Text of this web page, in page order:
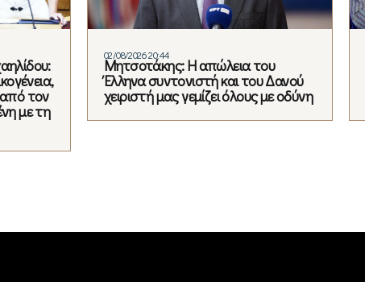
τον
με τη
02/08/2026 20:44
Μητσοτάκης: Η απώλεια του
Έλληνα συντονιστή και του Δανού
χειριστή μας γεμίζει όλους με οδύνη